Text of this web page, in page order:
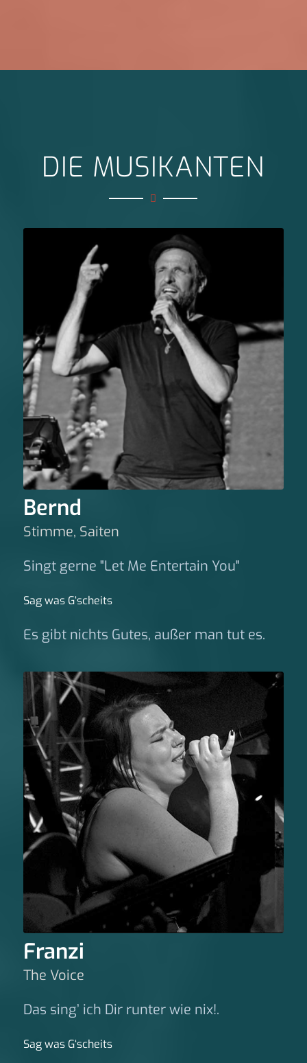
DIE MUSIKANTEN
Bernd
Stimme, Saiten
Singt gerne "Let Me Entertain You"
Sag was G‘scheits
Es gibt nichts Gutes, außer man tut es.
Franzi
The Voice
Das sing’ ich Dir runter wie nix!.
Sag was G‘scheits